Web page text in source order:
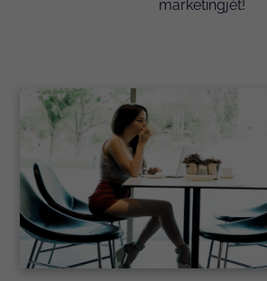
marketingjét!